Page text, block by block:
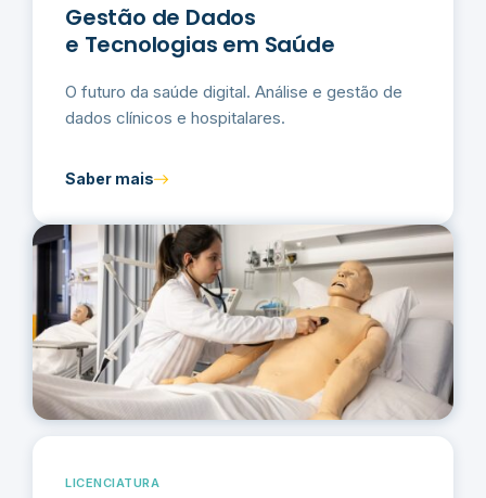
Gestão de Dados
e Tecnologias em Saúde
O futuro da saúde digital. Análise e gestão de
dados clínicos e hospitalares.
Saber mais
LICENCIATURA